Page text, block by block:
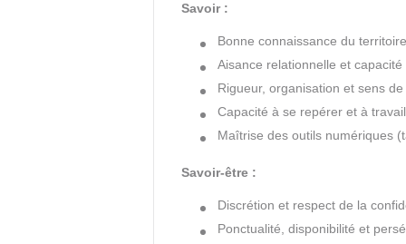
Savoir :
Bonne connaissance du
Aisance relationnelle et
Rigueur, organisation et sens
Capacité à se repérer et à
Maîtrise des outils numériques
Savoir-être :
Discrétion et respect de la
Ponctualité, disponibilité et